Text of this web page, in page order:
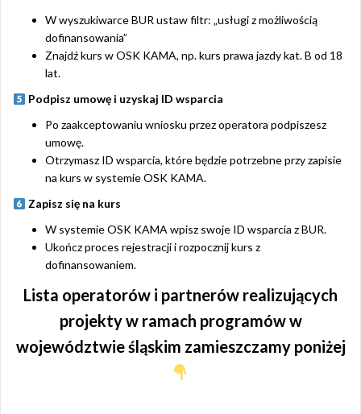
W wyszukiwarce BUR ustaw filtr: „usługi z możliwością
dofinansowania”
Znajdź kurs w OSK KAMA, np. kurs prawa jazdy kat. B od 18
lat.
Podpisz umowę i uzyskaj ID wsparcia
Po zaakceptowaniu wniosku przez operatora podpiszesz
umowę.
Otrzymasz ID wsparcia, które będzie potrzebne przy zapisie
na kurs w systemie OSK KAMA.
Zapisz się na kurs
W systemie OSK KAMA wpisz swoje ID wsparcia z BUR.
Ukończ proces rejestracji i rozpocznij kurs z
dofinansowaniem.
Lista operatorów i partnerów realizujących
projekty w ramach programów w
województwie śląskim zamieszczamy poniżej